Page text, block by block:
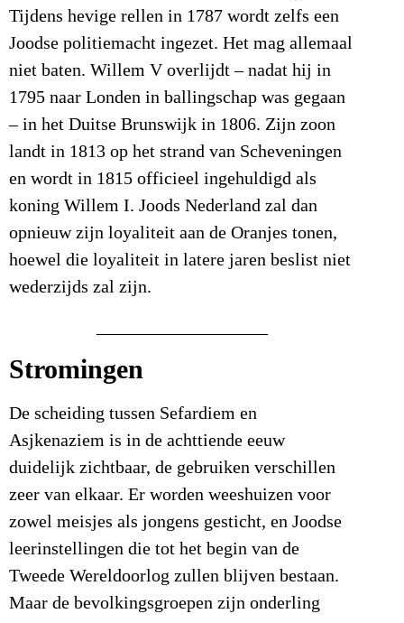
Tijdens hevige rellen in 1787 wordt zelfs een
Joodse politiemacht ingezet. Het mag allemaal
niet baten. Willem V overlijdt – nadat hij in
1795 naar Londen in ballingschap was gegaan
– in het Duitse Brunswijk in 1806. Zijn zoon
landt in 1813 op het strand van Scheveningen
en wordt in 1815 officieel ingehuldigd als
koning Willem I. Joods Nederland zal dan
opnieuw zijn loyaliteit aan de Oranjes tonen,
hoewel die loyaliteit in latere jaren beslist niet
wederzijds zal zijn.
Stromingen
De scheiding tussen Sefardiem en
Asjkenaziem is in de achttiende eeuw
duidelijk zichtbaar, de gebruiken verschillen
zeer van elkaar. Er worden weeshuizen voor
zowel meisjes als jongens gesticht, en Joodse
leerinstellingen die tot het begin van de
Tweede Wereldoorlog zullen blijven bestaan.
Maar de bevolkingsgroepen zijn onderling